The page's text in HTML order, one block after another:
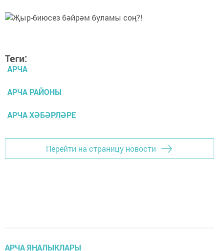
Теги:
АРЧА
АРЧА РАЙОНЫ
АРЧА ХӘБӘРЛӘРЕ
Перейти на страницу новости
АРЧА ЯҢАЛЫКЛАРЫ